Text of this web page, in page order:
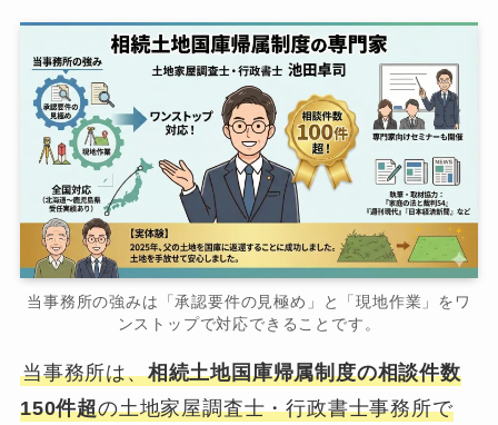
当事務所の強みは「承認要件の見極め」と「現地作業」をワ
ンストップで対応できることです。
当事務所は、相続土地国庫帰属制度の相談件数
150件超の土地家屋調査士・行政書士事務所で